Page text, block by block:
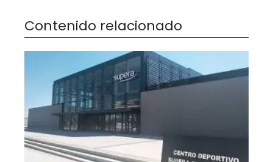
Contenido relacionado